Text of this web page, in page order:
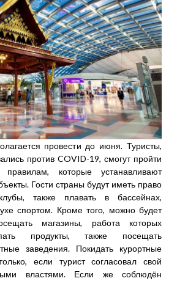
провести до июня. Туристы,
против COVID-19, смогут пройти
которые устанавливают
Гости страны будут иметь право
также плавать в бассейнах,
спортом. Кроме того, можно будет
магазины, работа которых
продукты, также посещать
заведения. Покидать курортные
если турист согласовал свой
властями. Если же соблюдён